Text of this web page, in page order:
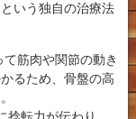
いう独自の治療法
筋肉や関節の動き
るため、骨盤の高